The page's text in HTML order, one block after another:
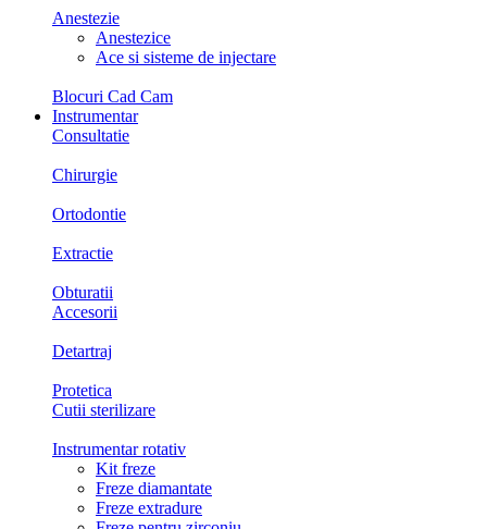
Anestezie
Anestezice
Ace si sisteme de injectare
Blocuri Cad Cam
Instrumentar
Consultatie
Chirurgie
Ortodontie
Extractie
Obturatii
Accesorii
Detartraj
Protetica
Cutii sterilizare
Instrumentar rotativ
Kit freze
Freze diamantate
Freze extradure